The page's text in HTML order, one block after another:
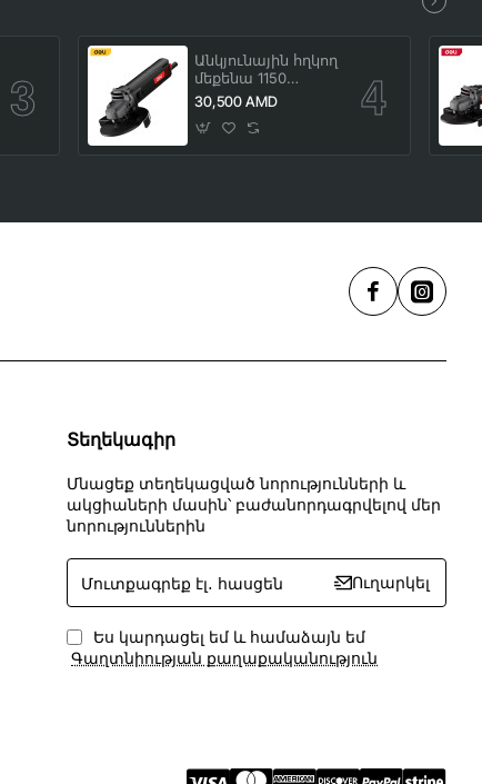
Անկյունային հղկող
մեքենա 1150
Վատտ
30,500 AMD
Տեղեկագիր
Մնացեք տեղեկացված նորությունների և
ակցիաների մասին՝ բաժանորդագրվելով մեր
նորություններին
Մուտքագրեք
հասցեն
Ուղարկել
Ես կարդացել եմ և համաձայն եմ
Գաղտնիության քաղաքականություն